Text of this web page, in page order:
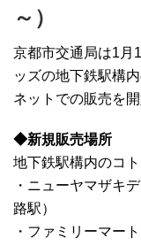
～）
京都市交通局は1月
ッズの地下鉄駅構
ネットでの販売を開
◆新規販売場所
地下鉄駅構内のコ
・ニューヤマザキ
路駅）
・ファミリーマー